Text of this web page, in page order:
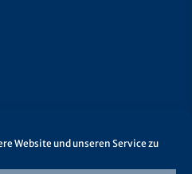
Website und unseren Service zu